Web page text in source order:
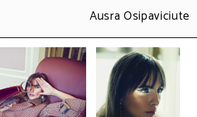
Ausra Osipaviciute